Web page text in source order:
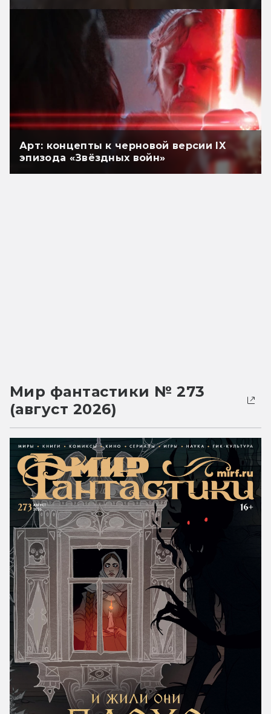
Арт: концепты к черновой версии IX
эпизода «Звёздных войн»
Мир фантастики № 273
(август 2026)